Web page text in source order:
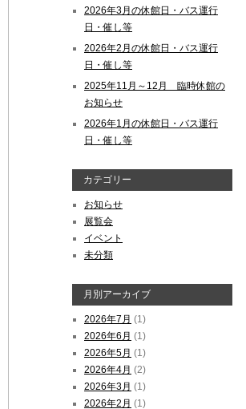
2026年3月の休館日・バス運行
日・催し等
2026年2月の休館日・バス運行
日・催し等
2025年11月～12月 臨時休館の
お知らせ
2026年1月の休館日・バス運行
日・催し等
カテゴリー
お知らせ
展覧会
イベント
未分類
月別アーカイブ
2026年7月 (1)
2026年6月 (1)
2026年5月 (1)
2026年4月 (2)
2026年3月 (1)
2026年2月 (1)